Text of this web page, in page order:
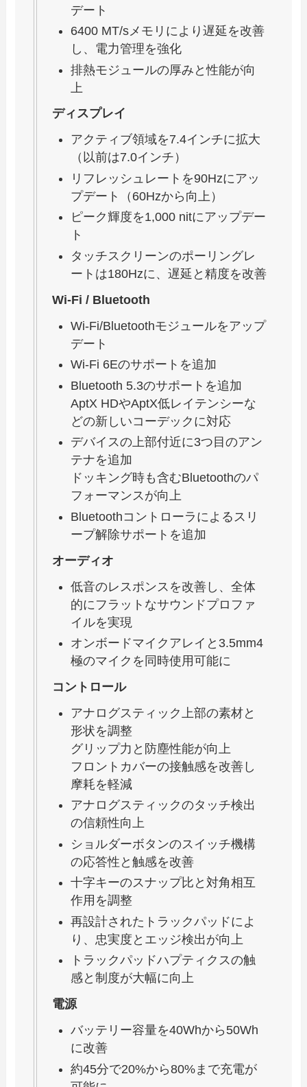
デート
6400 MT/sメモリにより遅延を改善
し、電力管理を強化
排熱モジュールの厚みと性能が向
上
ディスプレイ
アクティブ領域を7.4インチに拡大
（以前は7.0インチ）
リフレッシュレートを90Hzにアッ
プデート（60Hzから向上）
ピーク輝度を1,000 nitにアップデー
ト
タッチスクリーンのポーリングレ
ートは180Hzに、遅延と精度を改善
Wi-Fi / Bluetooth
Wi-Fi/Bluetoothモジュールをアップ
デート
Wi-Fi 6Eのサポートを追加
Bluetooth 5.3のサポートを追加
AptX HDやAptX低レイテンシーな
どの新しいコーデックに対応
デバイスの上部付近に3つ目のアン
テナを追加
ドッキング時も含むBluetoothのパ
フォーマンスが向上
Bluetoothコントローラによるスリ
ープ解除サポートを追加
オーディオ
低音のレスポンスを改善し、全体
的にフラットなサウンドプロファ
イルを実現
オンボードマイクアレイと3.5mm4
極のマイクを同時使用可能に
コントロール
アナログスティック上部の素材と
形状を調整
グリップ力と防塵性能が向上
フロントカバーの接触感を改善し
摩耗を軽減
アナログスティックのタッチ検出
の信頼性向上
ショルダーボタンのスイッチ機構
の応答性と触感を改善
十字キーのスナップ比と対角相互
作用を調整
再設計されたトラックパッドによ
り、忠実度とエッジ検出が向上
トラックパッドハプティクスの触
感と制度が大幅に向上
電源
バッテリー容量を40Whから50Wh
に改善
約45分で20%から80%まで充電が